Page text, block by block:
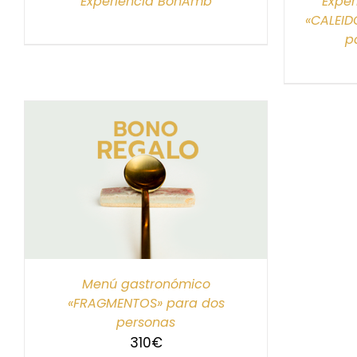
Menú gastronómico
«FRAGMENTOS» para dos
personas
310€